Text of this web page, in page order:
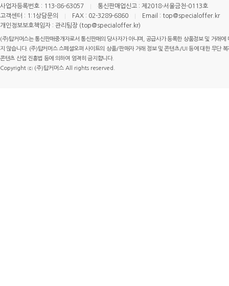
사업자등록번호 : 113-86-63057
통신판매업신고 : 제2018-서울금천-0113호
고객센터 : 1:1상담문의
FAX : 02-3289-6860
Email : top@specialoffer.kr
개인정보보호책임자 : 관리팀장 (top@specialoffer.kr)
(주)탑커머스는 통신판매중개자로서 통신판매의 당사자가 아니며, 공급사가 등록한 상품정보 및 거래
지 않습니다. (주)탑커머스 스페셜오퍼 사이트의 상품/판매자 거래 정보 및 콘텐츠/UI 등에 대한 무단
콘텐츠 산업 진흥법 등에 의하여 엄격히 금지합니다.
Copyright ⓒ (주)탑커머스 All rights reserved.